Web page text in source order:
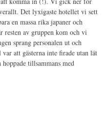
Det lyxigaste hotellet vi sett
en massa rika japaner och
resten av gruppen kom och vi
sprang personalen ut och
att gästerna inte firade utan lät
tillsammans med